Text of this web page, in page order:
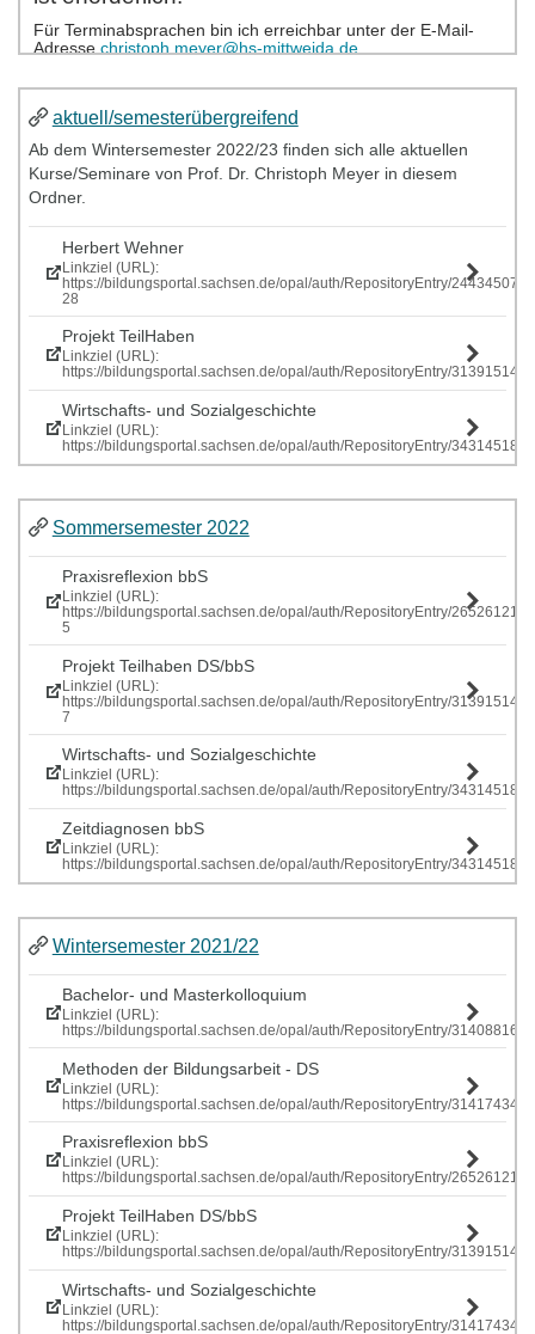
aktuell/semesterübergreifend
Ab dem Wintersemester 2022/23 finden sich alle aktuellen
Kurse/Seminare von Prof. Dr. Christoph Meyer in diesem
Ordner.
Herbert Wehner
Linkziel (URL):
https://bildungsportal.sachsen.de/opal/auth/RepositoryEntry/
28
Projekt TeilHaben
Linkziel (URL):
https://bildungsportal.sachsen.de/opal/auth/RepositoryEntry/
Wirtschafts- und Sozialgeschichte
Linkziel (URL):
https://bildungsportal.sachsen.de/opal/auth/RepositoryEntry/
Sommersemester 2022
Praxisreflexion bbS
Linkziel (URL):
https://bildungsportal.sachsen.de/opal/auth/RepositoryEntry/
5
Projekt Teilhaben DS/bbS
Linkziel (URL):
https://bildungsportal.sachsen.de/opal/auth/RepositoryEntry/
7
Wirtschafts- und Sozialgeschichte
Linkziel (URL):
https://bildungsportal.sachsen.de/opal/auth/RepositoryEntry/
Zeitdiagnosen bbS
Linkziel (URL):
https://bildungsportal.sachsen.de/opal/auth/RepositoryEntry/
Wintersemester 2021/22
Bachelor- und Masterkolloquium
Linkziel (URL):
https://bildungsportal.sachsen.de/opal/auth/RepositoryEntry/
Methoden der Bildungsarbeit - DS
Linkziel (URL):
https://bildungsportal.sachsen.de/opal/auth/RepositoryEntry/
Praxisreflexion bbS
Linkziel (URL):
https://bildungsportal.sachsen.de/opal/auth/RepositoryEntry/
Projekt TeilHaben DS/bbS
Linkziel (URL):
https://bildungsportal.sachsen.de/opal/auth/RepositoryEntry/
Wirtschafts- und Sozialgeschichte
Linkziel (URL):
https://bildungsportal.sachsen.de/opal/auth/RepositoryEntry/